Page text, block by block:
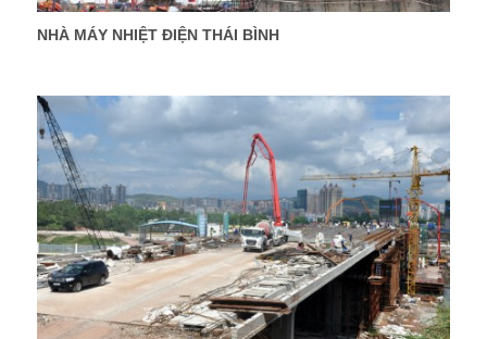
NHÀ MÁY NHIỆT ĐIỆN THÁI BÌNH